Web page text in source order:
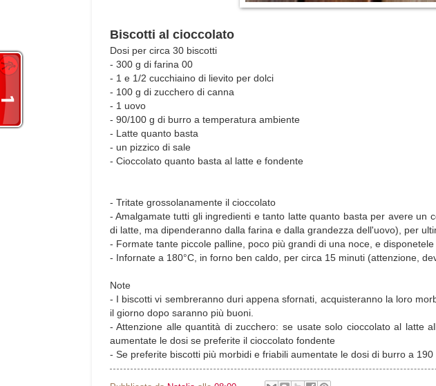
Biscotti al cioccolato
Dosi per circa 30 biscotti
- 300 g di farina 00
- 1 e 1/2 cucchiaino di lievito per dolci
- 100 g di zucchero di canna
- 1 uovo
- 90/100 g di burro a temperatura ambiente
- Latte quanto basta
- un pizzico di sale
- Cioccolato quanto basta al latte e fondente
- Tritate grossolanamente il cioccolato
- Amalgamate tutti gli ingredienti e tanto latte quanto basta per avere un
di latte, ma dipenderanno dalla farina e dalla grandezza dell'uovo), per
- Formate tante piccole palline, poco più grandi di una noce, e
- Infornate a 180°C, in forno ben caldo, per circa 15 minuti (attenzione,
Note
- I biscotti vi sembreranno duri appena sfornati, acquisteranno la loro
il giorno dopo saranno più buoni.
- Attenzione alle quantità di zucchero: se usate solo cioccolato al latte
aumentate le dosi se preferite il cioccolato fondente
- Se preferite biscotti più morbidi e friabili aumentate le dosi di burro a